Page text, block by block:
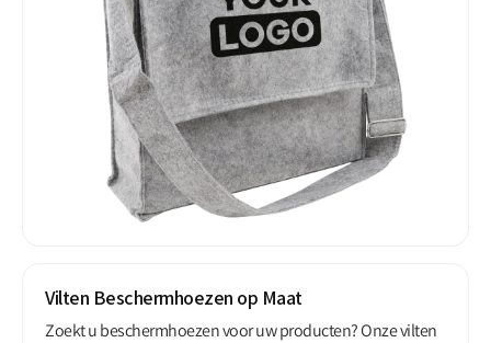
Vilten Beschermhoezen op Maat
Zoekt u beschermhoezen voor uw producten? Onze vilten